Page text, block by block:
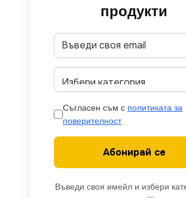
продукти
Съгласен съм с политиката за
поверителност
Абонирай се
Въведи своя имейл и избери